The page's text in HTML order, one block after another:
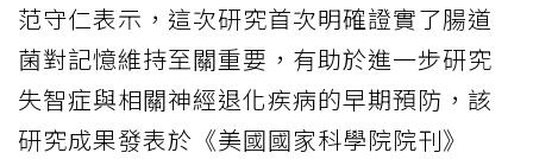
范守仁表示，這次研究首次明確證實了腸道
菌對記憶維持至關重要，有助於進一步研究
失智症與相關神經退化疾病的早期預防，該
研究成果發表於《美國國家科學院院刊》